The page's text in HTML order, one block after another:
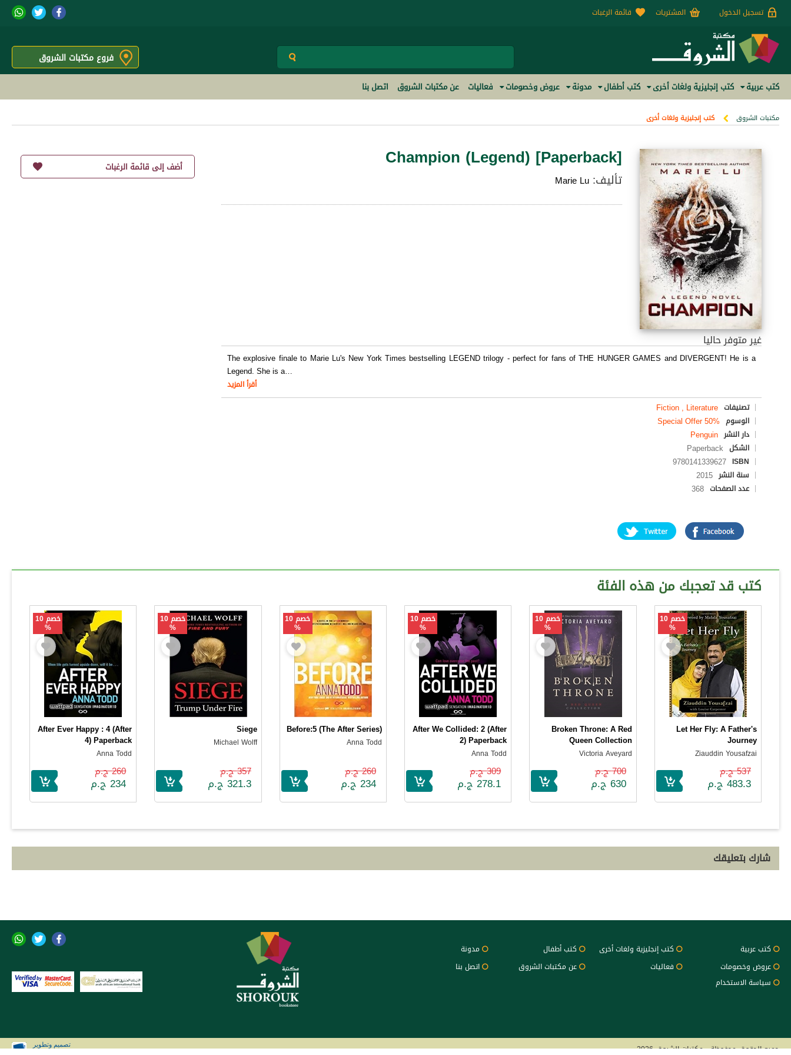
تسجيل الدخول المشتريات قائمة الرغبات
فروع مكتبات الشروق
كتب عربية كتب إنجليزية ولغات أخرى كتب أطفال مدونة عروض وخصومات فعاليات عن مكتبات الشروق اتصل بنا
مكتبات الشروق كتب إنجليزية ولغات أخرى
Champion (Legend) [Paperback]
تأليف: Marie Lu
غير متوفر حاليا
The explosive finale to Marie Lu's New York Times bestselling LEGEND trilogy - perfect for fans of THE HUNGER GAMES and DIVERGENT! He is a
Legend. She is a…
أقرأ المزيد
تصنيفات Fiction , Literature
الوسوم Special Offer 50%
دار النشر Penguin
الشكل Paperback
ISBN
9780141339627
سنة النشر 2015
عدد الصفحات 368
أضف إلى قائمة الرغبات
كتب قد تعجبك من هذه الفئة
خصم 10
%
Let Her Fly: A Father's
Journey
Ziauddin Yousafzai
537 ج.م
483.3 ج.م
خصم 10
%
Broken Throne: A Red
Queen Collection
Victoria Aveyard
700 ج.م
630 ج.م
خصم 10
%
After We Collided: 2 (After
2) Paperback
Anna Todd
309 ج.م
278.1 ج.م
خصم 10
%
Before:5 (The After Series)
Anna Todd
260 ج.م
234 ج.م
خصم 10
%
Siege
Michael Wolff
357 ج.م
321.3 ج.م
خصم 10
%
After Ever Happy : 4 (After
4) Paperback
Anna Todd
260 ج.م
234 ج.م
شارك بتعليقك
كتب عربية كتب إنجليزية ولغات أخرى كتب أطفال
مدونة
عروض وخصومات
فعاليات عن مكتبات الشروق
اتصل بنا
سياسة الاستخدام
جميع الحقوق محفوظة - مكتبات الشروق 2026
تصميم وتطوير